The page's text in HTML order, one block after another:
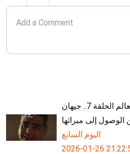
مسلسل بطل العالم الحلقة 7.. جيهان
إلى ميراثها
اليوم السابع
2026-01-26